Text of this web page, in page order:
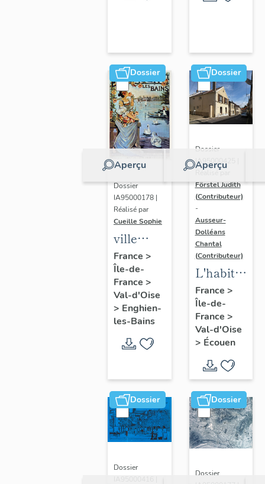
Dossier
Aperçu
Dossier
IA95000178 |
Réalisé par
Cueille Sophie
ville
thermale
d'Enghien-
les-Bains
France >
Île-de-
France >
Val-d'Oise
> Enghien-
les-Bains
Dossier
Aperçu
Dossier
IA95000425 |
Réalisé par
Förstel Judith
(Contributeur)
-
Ausseur-
Dolléans
Chantal
(Contributeur)
L'habitat
d'Ecouen
France >
Île-de-
France >
Val-d'Oise
> Écouen
Dossier
Dossier
Dossier
Dossier